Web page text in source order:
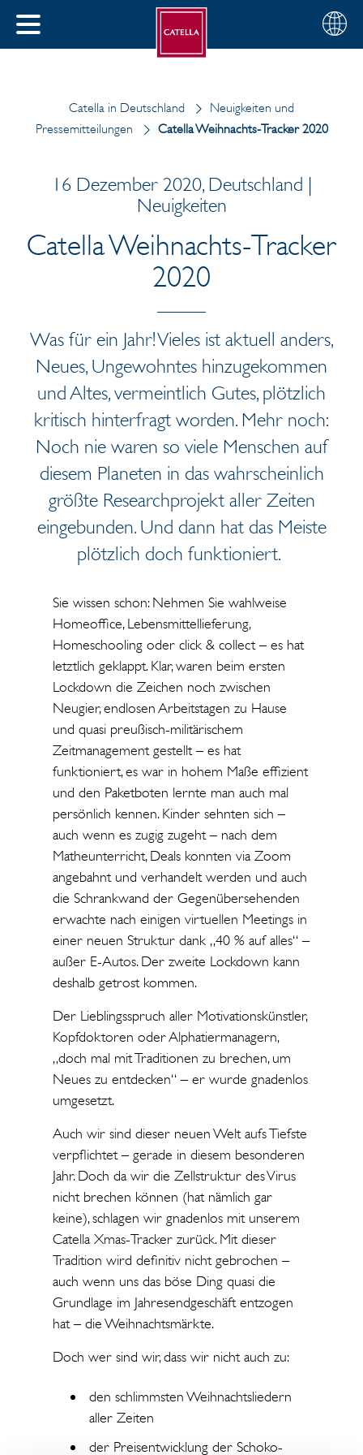
SCHLIESSEN
Wählen
Sie
Deutsch
Catella in Deutschland
Neuigkeiten und
Pressemitteilungen
Catella Weihnachts-Tracker 2020
16 Dezember 2020, Deutschland |
Neuigkeiten
Catella Weihnachts-Tracker
2020
Was für ein Jahr! Vieles ist aktuell anders,
Neues, Ungewohntes hinzugekommen
und Altes, vermeintlich Gutes, plötzlich
kritisch hinterfragt worden. Mehr noch:
Noch nie waren so viele Menschen auf
diesem Planeten in das wahrscheinlich
größte Researchprojekt aller Zeiten
eingebunden. Und dann hat das Meiste
plötzlich doch funktioniert.
Sie wissen schon: Nehmen Sie wahlweise
Homeoffice, Lebensmittellieferung,
Homeschooling oder click & collect – es hat
letztlich geklappt. Klar, waren beim ersten
Lockdown die Zeichen noch zwischen
Neugier, endlosen Arbeitstagen zu Hause
und quasi preußisch-militärischem
Zeitmanagement gestellt – es hat
funktioniert, es war in hohem Maße effizient
und den Paketboten lernte man auch mal
persönlich kennen. Kinder sehnten sich –
auch wenn es zugig zugeht – nach dem
Matheunterricht, Deals konnten via Zoom
angebahnt und verhandelt werden und auch
die Schrankwand der Gegenübersehenden
erwachte nach einigen virtuellen Meetings in
einer neuen Struktur dank „40 % auf alles“ –
außer E-Autos. Der zweite Lockdown kann
deshalb getrost kommen.
Der Lieblingsspruch aller Motivationskünstler,
Kopfdoktoren oder Alphatiermanagern,
„doch mal mit Traditionen zu brechen, um
Neues zu entdecken“ – er wurde gnadenlos
umgesetzt.
Auch wir sind dieser neuen Welt aufs Tiefste
verpflichtet – gerade in diesem besonderen
Jahr. Doch da wir die Zellstruktur des Virus
nicht brechen können (hat nämlich gar
keine), schlagen wir gnadenlos mit unserem
Catella Xmas-Tracker zurück. Mit dieser
Tradition wird definitiv nicht gebrochen –
auch wenn uns das böse Ding quasi die
Grundlage im Jahresendgeschäft entzogen
hat – die Weihnachtsmärkte.
Doch wer sind wir, dass wir nicht auch zu:
den schlimmsten Weihnachtsliedern
aller Zeiten
der Preisentwicklung der Schoko-